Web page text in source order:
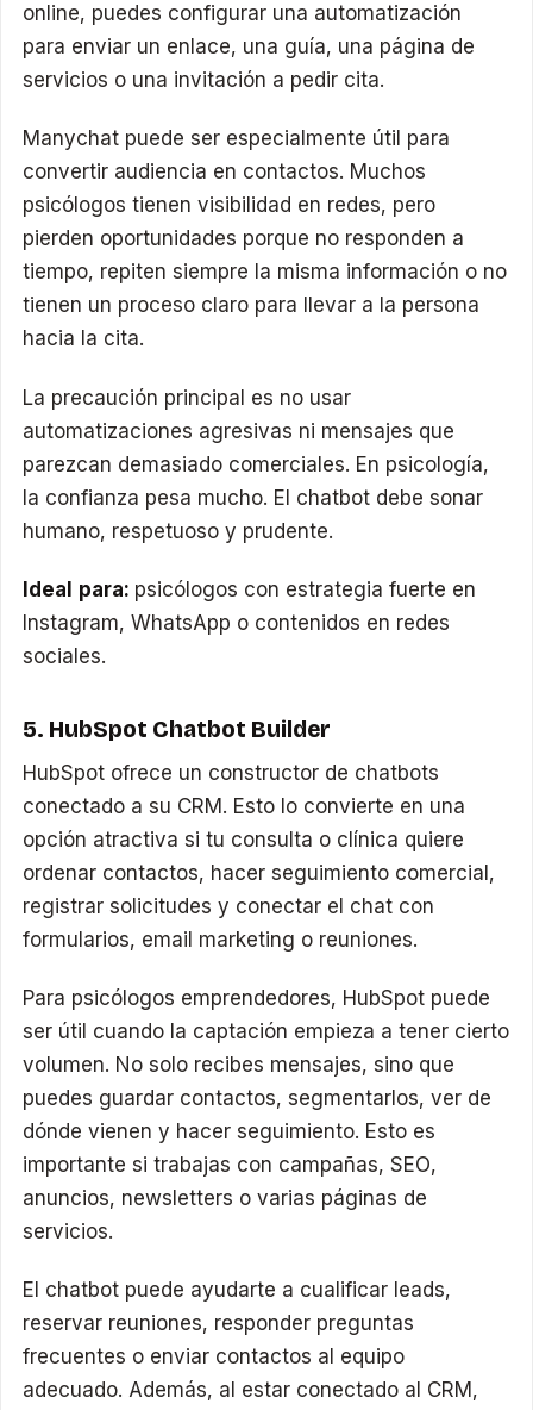
online, puedes configurar una automatización
para enviar un enlace, una guía, una página de
servicios o una invitación a pedir cita.
Manychat puede ser especialmente útil para
convertir audiencia en contactos. Muchos
psicólogos tienen visibilidad en redes, pero
pierden oportunidades porque no responden a
tiempo, repiten siempre la misma información o no
tienen un proceso claro para llevar a la persona
hacia la cita.
La precaución principal es no usar
automatizaciones agresivas ni mensajes que
parezcan demasiado comerciales. En psicología,
la confianza pesa mucho. El chatbot debe sonar
humano, respetuoso y prudente.
Ideal para: psicólogos con estrategia fuerte en
Instagram, WhatsApp o contenidos en redes
sociales.
5. HubSpot Chatbot Builder
HubSpot ofrece un constructor de chatbots
conectado a su CRM. Esto lo convierte en una
opción atractiva si tu consulta o clínica quiere
ordenar contactos, hacer seguimiento comercial,
registrar solicitudes y conectar el chat con
formularios, email marketing o reuniones.
Para psicólogos emprendedores, HubSpot puede
ser útil cuando la captación empieza a tener cierto
volumen. No solo recibes mensajes, sino que
puedes guardar contactos, segmentarlos, ver de
dónde vienen y hacer seguimiento. Esto es
importante si trabajas con campañas, SEO,
anuncios, newsletters o varias páginas de
servicios.
El chatbot puede ayudarte a cualificar leads,
reservar reuniones, responder preguntas
frecuentes o enviar contactos al equipo
adecuado. Además, al estar conectado al CRM,